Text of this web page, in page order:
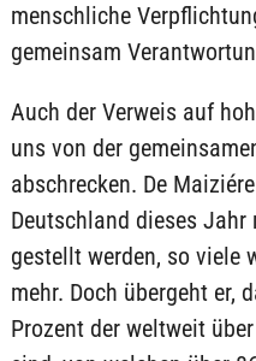
menschliche
gemeinsam
Auch der Verweis auf
uns von der
abschrecken. De
Deutschland dieses
gestellt werden, so viele
mehr. Doch übergeht er,
Prozent der weltweit